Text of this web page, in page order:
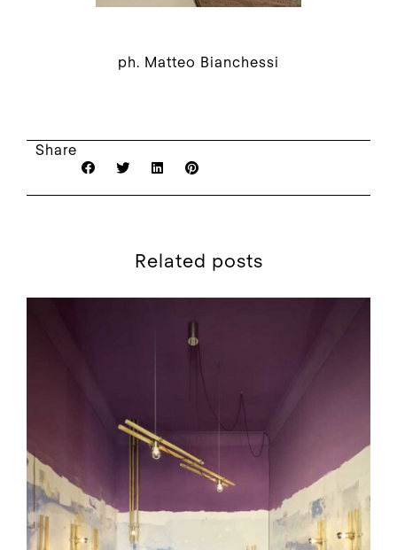
ph. Matteo Bianchessi
Share
Related posts